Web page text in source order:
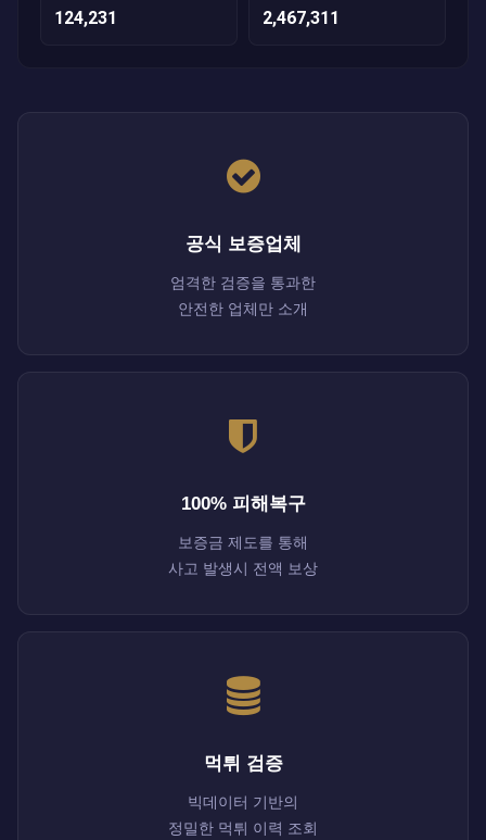
124,231 2,467,311
공식 보증업체
엄격한 검증을 통과한
안전한 업체만 소개
100% 피해복구
보증금 제도를 통해
사고 발생시 전액 보상
먹튀 검증
빅데이터 기반의
정밀한 먹튀 이력 조회